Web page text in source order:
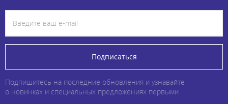
Подписаться
Подпишитесь на последние обновления и узнавайте
о новинках и специальных предложениях первыми